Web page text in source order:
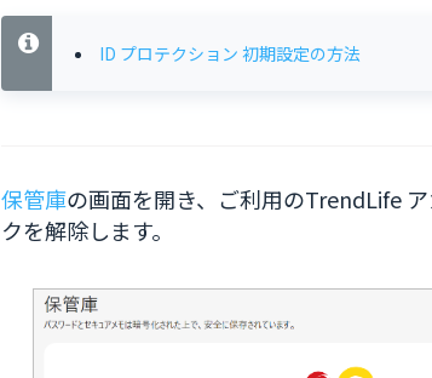
ID プロテクション 初期設定の方法
保管庫の画面を開き、ご利用のTrendLife
クを解除します。